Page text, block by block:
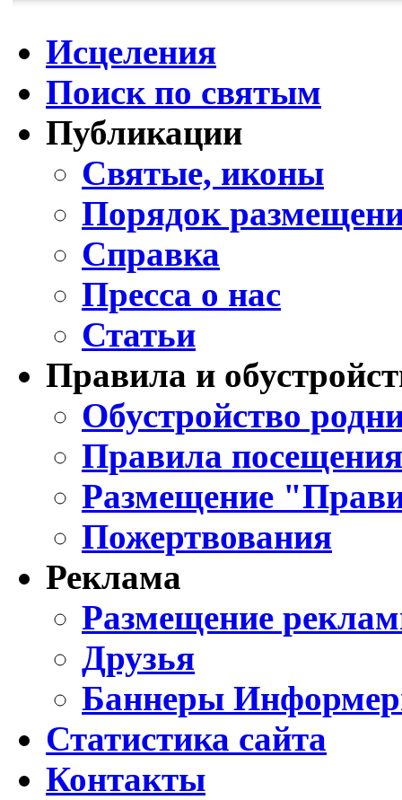
Исцеления
Поиск по святым
Публикации
Святые, иконы
Порядок
Справка
Пресса о нас
Статьи
Правила и
Обустройство
Правила
Размещение
Пожертвования
Реклама
Размещение
Друзья
Баннеры
Статистика сайта
Контакты